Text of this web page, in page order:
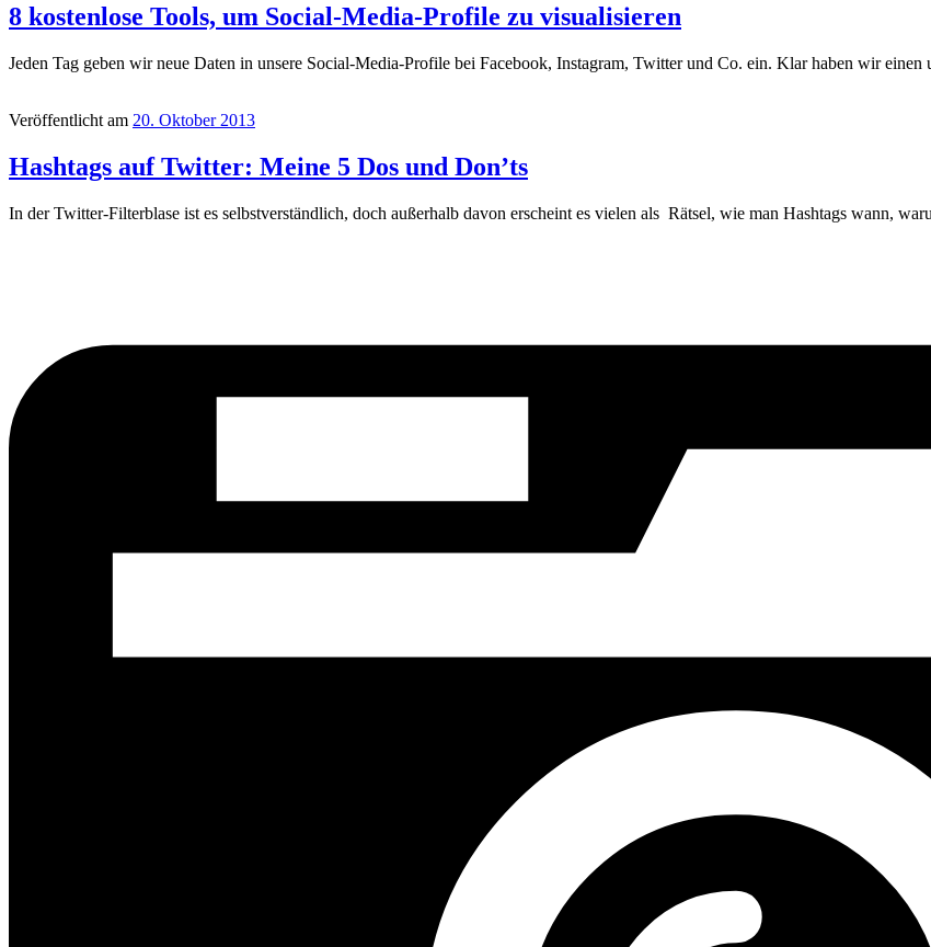
8 kostenlose Tools, um Social-Media-Profile zu visualisieren
Jeden Tag geben wir neue Daten in unsere Social-Media-Profile bei Facebook, Instagram, Twitter und Co. ein. Klar haben wir
Veröffentlicht am 20. Oktober 2013
Hashtags auf Twitter: Meine 5 Dos und Don’ts
In der Twitter-Filterblase ist es selbstverständlich, doch außerhalb davon erscheint es vielen als Rätsel, wie man Hashtags wann,